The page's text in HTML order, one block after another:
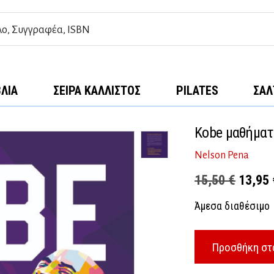
ΣΕΙΡΆ ΚΆΛΛΙΣΤΟΣ PILATES
Kobe
Nelson Pena
15,50€
price
15,50
13,95
Άμεσα διαθέσιμο
Προσθήκη